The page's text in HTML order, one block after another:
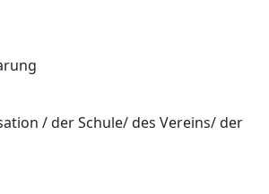
/ der Schule/ des Vereins/ der